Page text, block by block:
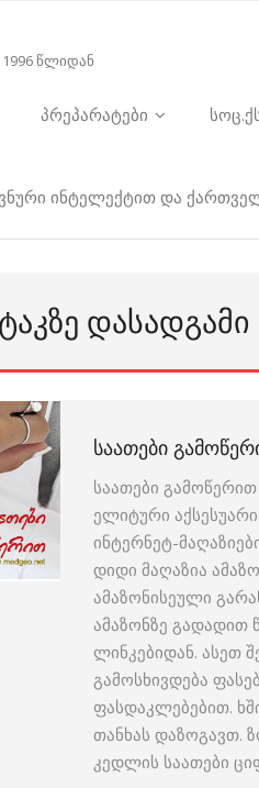
წლიდან
პრეპარატები
ინტელექტით და
ᲡᲐᲐᲗᲔᲑᲘ
საათები
ელიტური
ინტერნეტ-
დიდი მაღაზია
ამაზონისეული
ამაზონზე
ლინკებიდან. ასეთ
გამოსხივდება
ფასდაკლებებით.
თანხას დაზოგავთ.
კედლის საათები